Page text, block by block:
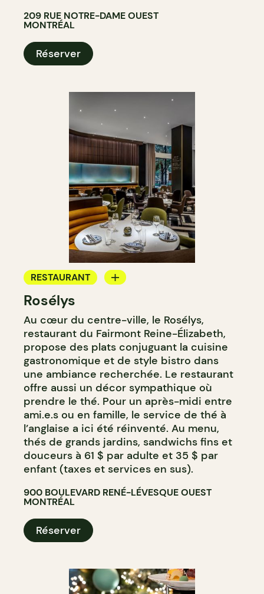
209 RUE NOTRE-DAME OUEST
MONTRÉAL
Réserver
RESTAURANT
SALON DE THÉ
Rosélys
Au cœur du centre-ville, le Rosélys,
restaurant du Fairmont Reine-Élizabeth,
propose des plats conjuguant la cuisine
gastronomique et de style bistro dans
une ambiance recherchée. Le restaurant
offre aussi un décor sympathique où
prendre le thé. Pour un après-midi entre
ami.e.s ou en famille, le service de thé à
l’anglaise a ici été réinventé. Au menu,
thés de grands jardins, sandwichs fins et
douceurs à 61 $ par adulte et 35 $ par
enfant (taxes et services en sus).
900 BOULEVARD RENÉ-LÉVESQUE OUEST
MONTRÉAL
Réserver